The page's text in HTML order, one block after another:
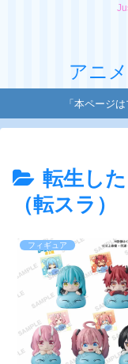
アニ
「本ページ
転生し
（転スラ）
フィギュア